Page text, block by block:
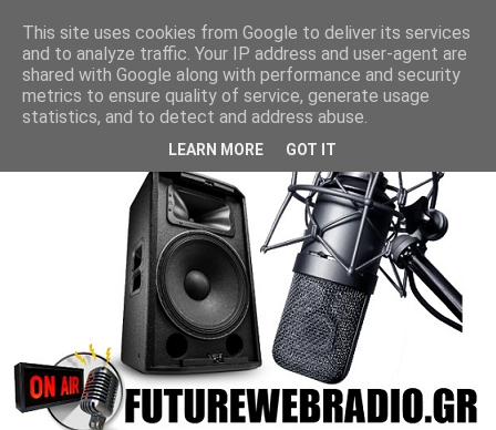
This site uses cookies from Google to deliver its services
and to analyze traffic. Your IP address and user-agent are
shared with Google along with performance and security
metrics to ensure quality of service, generate usage
statistics, and to detect and address abuse.
LEARN MORE GOT IT